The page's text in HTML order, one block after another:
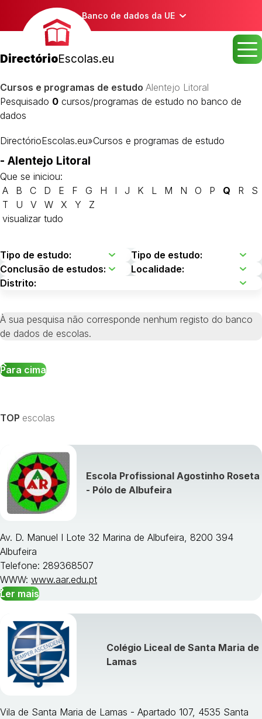
Banco de dados da UE
DirectórioEscolas.eu
Cursos e programas de estudo Alentejo Litoral
Pesquisado 0 cursos/programas de estudo no banco de
dados
DirectórioEscolas.eu»Cursos e programas de estudo
- Alentejo Litoral
Que se iniciou:
A
B C D E F G H I J K L M N O P Q R
S
T
U V W X Y
Z
visualizar tudo
À sua pesquisa não corresponde nenhum registo do banco
de dados de escolas.
Para cima
TOP escolas
Escola Profissional Agostinho Roseta
- Pólo de Albufeira
Av. D. Manuel I Lote 32 Marina de Albufeira, 8200 394
Albufeira
Telefone: 289368507
WWW: www.aar.edu.pt
Ler mais
Colégio Liceal de Santa Maria de
Lamas
Vila de Santa Maria de Lamas - Apartado 107, 4535 Santa